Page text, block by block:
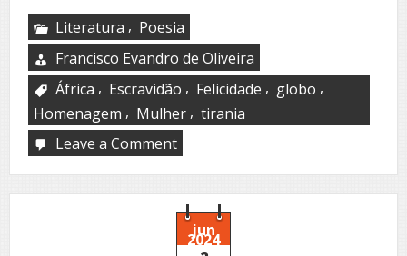
Literatura , Poesia
Francisco Evandro de Oliveira
África , Escravidão , Felicidade , globo ,
Homenagem , Mulher , tirania
Leave a Commenton
às
mulheres
jun
2024